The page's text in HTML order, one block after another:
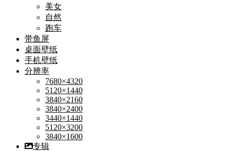
美女
自然
跑车
带鱼屏
桌面壁纸
手机壁纸
分辨率
7680×4320
5120×1440
3840×2160
3840×2400
3440×1440
5120×3200
3840×1600
专辑